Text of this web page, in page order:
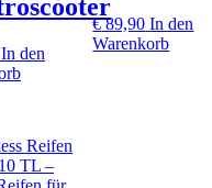
In den
€89,90 In den
Warenkorb